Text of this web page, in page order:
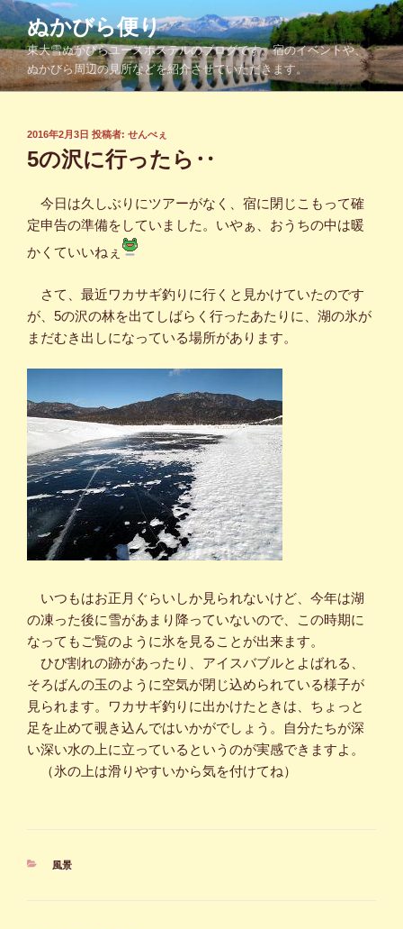
コ
ン
テ
ン
ツ
ぬかびら便り
東大雪ぬかびらユースホステルのブログです。宿のイベントや、
ぬかびら周辺の見所などを紹介させていただきます。
投
稿
日:
2016年2月3日 投稿者: せんべぇ
5の沢に行ったら‥
今日は久しぶりにツアーがなく、宿に閉じこもって確
定申告の準備をしていました。いやぁ、おうちの中は暖
かくていいねぇ
さて、最近ワカサギ釣りに行くと見かけていたのです
が、5の沢の林を出てしばらく行ったあたりに、湖の氷が
まだむき出しになっている場所があります。
いつもはお正月ぐらいしか見られないけど、今年は湖
の凍った後に雪があまり降っていないので、この時期に
なってもご覧のように氷を見ることが出来ます。
ひび割れの跡があったり、アイスバブルとよばれる、
そろばんの玉のように空気が閉じ込められている様子が
見られます。ワカサギ釣りに出かけたときは、ちょっと
足を止めて覗き込んではいかがでしょう。自分たちが深
い深い水の上に立っているというのが実感できますよ。
（氷の上は滑りやすいから気を付けてね）
カ
風景